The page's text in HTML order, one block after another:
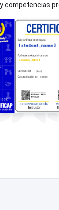
competencias